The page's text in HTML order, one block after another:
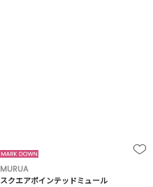
MURUA
スクエアポインテッドミュール